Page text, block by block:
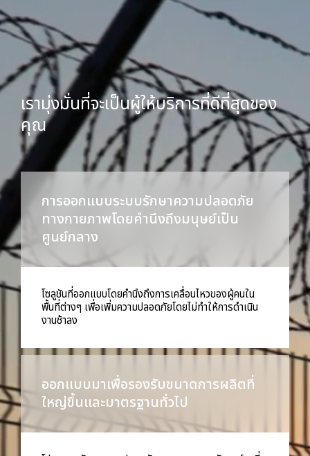
เรามุ่งมั่นที่จะเป็นผู้ให้บริการที่ดีที่สุดของ
คุณ
การออกแบบระบบรักษาความปลอดภัย
ทางกายภาพโดยคำนึงถึงมนุษย์เป็น
ศูนย์กลาง
โซลูชันที่ออกแบบโดยคำนึงถึงการเคลื่อนไหวของผู้คนใน
พื้นที่ต่างๆ เพื่อเพิ่มความปลอดภัยโดยไม่ทำให้การดำเนิน
งานช้าลง
ออกแบบมาเพื่อรองรับขนาดการผลิตที่
ใหญ่ขึ้นและมาตรฐานทั่วไป